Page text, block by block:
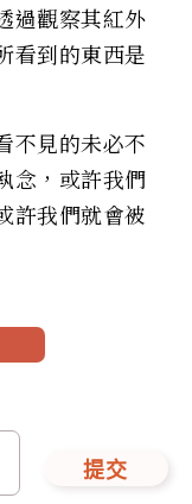
過觀察其紅外
看到的東西是
不見的未必不
念，或許我們
許我們就會被
提交